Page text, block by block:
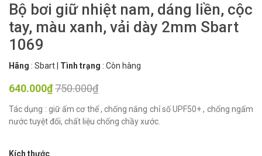
Bộ bơi giữ nhiệt nam, dáng liền, cộc
tay, màu xanh, vải dày 2mm Sbart
1069
Hãng : Sbart Tình trạng : Còn hàng
640.000₫750.000₫
Tác dụng : giữ ấm cơ thể , chống nắng chỉ số UPF50+ , chống ngấm
nước tuyệt đối, chất liệu chống chầy xước.
Kích thước